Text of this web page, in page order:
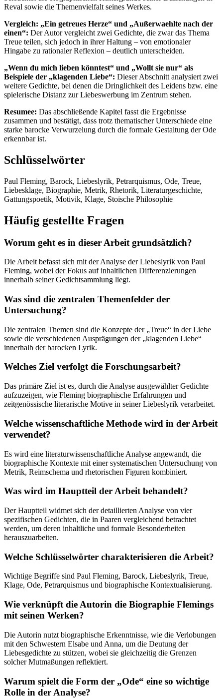
Reval sowie die Themenvielfalt seines Werkes.
Vergleich: „Ein getreues Herze“ und „Außerwaehlte nach der
einen“: Der Autor vergleicht zwei Gedichte, die zwar das Thema
Treue teilen, sich jedoch in ihrer Haltung – von emotionaler
Hingabe zu rationaler Reflexion – deutlich unterscheiden.
„Wenn du mich lieben könntest“ und „Wollt sie nur“ als
Beispiele der „klagenden Liebe“: Dieser Abschnitt analysiert zwei
weitere Gedichte, bei denen die Dringlichkeit des Leidens bzw. eine
spielerische Distanz zur Liebeswerbung im Zentrum stehen.
Resumee: Das abschließende Kapitel fasst die Ergebnisse
zusammen und bestätigt, dass trotz thematischer Unterschiede eine
starke barocke Verwurzelung durch die formale Gestaltung der Ode
erkennbar ist.
Schlüsselwörter
Paul Fleming, Barock, Liebeslyrik, Petrarquismus, Ode, Treue,
Liebesklage, Biographie, Metrik, Rhetorik, Literaturgeschichte,
Gattungspoetik, Motivik, Klage, Stoische Philosophie
Häufig gestellte Fragen
Worum geht es in dieser Arbeit grundsätzlich?
Die Arbeit befasst sich mit der Analyse der Liebeslyrik von Paul
Fleming, wobei der Fokus auf inhaltlichen Differenzierungen
innerhalb seiner Gedichtsammlung liegt.
Was sind die zentralen Themenfelder der
Untersuchung?
Die zentralen Themen sind die Konzepte der „Treue“ in der Liebe
sowie die verschiedenen Ausprägungen der „klagenden Liebe“
innerhalb der barocken Lyrik.
Welches Ziel verfolgt die Forschungsarbeit?
Das primäre Ziel ist es, durch die Analyse ausgewählter Gedichte
aufzuzeigen, wie Fleming biographische Erfahrungen und
zeitgenössische literarische Motive in seiner Liebeslyrik verarbeitet.
Welche wissenschaftliche Methode wird in der Arbeit
verwendet?
Es wird eine literaturwissenschaftliche Analyse angewandt, die
biographische Kontexte mit einer systematischen Untersuchung von
Metrik, Reimschema und rhetorischen Figuren kombiniert.
Was wird im Hauptteil der Arbeit behandelt?
Der Hauptteil widmet sich der detaillierten Analyse von vier
spezifischen Gedichten, die in Paaren vergleichend betrachtet
werden, um deren inhaltliche und formale Besonderheiten
herauszuarbeiten.
Welche Schlüsselwörter charakterisieren die Arbeit?
Wichtige Begriffe sind Paul Fleming, Barock, Liebeslyrik, Treue,
Klage, Ode, Petrarquismus und biographische Kontextualisierung.
Wie verknüpft die Autorin die Biographie Flemings
mit seinen Werken?
Die Autorin nutzt biographische Erkenntnisse, wie die Verlobungen
mit den Schwestern Elsabe und Anna, um die Deutung der
Liebesgedichte zu stützen, wobei sie gleichzeitig die Grenzen
solcher Mutmaßungen reflektiert.
Warum spielt die Form der „Ode“ eine so wichtige
Rolle in der Analyse?